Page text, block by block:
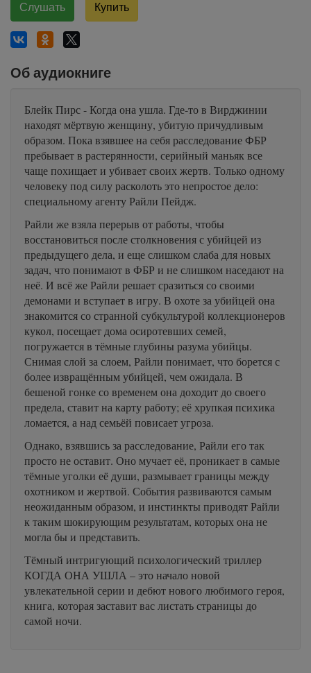
Слушать Купить
Об аудиокниге
Блейк Пирс - Когда она ушла. Где-то в Вирджинии
находят мёртвую женщину, убитую причудливым
образом. Пока взявшее на себя расследование ФБР
пребывает в растерянности, серийный маньяк все
чаще похищает и убивает своих жертв. Только одному
человеку под силу расколоть это непростое дело:
специальному агенту Райли Пейдж.
Райли же взяла перерыв от работы, чтобы
восстановиться после столкновения с убийцей из
предыдущего дела, и еще слишком слаба для новых
задач, что понимают в ФБР и не слишком наседают на
неё. И всё же Райли решает сразиться со своими
демонами и вступает в игру. В охоте за убийцей она
знакомится со странной субкультурой коллекционеров
кукол, посещает дома осиротевших семей,
погружается в тёмные глубины разума убийцы.
Снимая слой за слоем, Райли понимает, что борется с
более извращённым убийцей, чем ожидала. В
бешеной гонке со временем она доходит до своего
предела, ставит на карту работу; её хрупкая психика
ломается, а над семьёй повисает угроза.
Однако, взявшись за расследование, Райли его так
просто не оставит. Оно мучает её, проникает в самые
тёмные уголки её души, размывает границы между
охотником и жертвой. События развиваются самым
неожиданным образом, и инстинкты приводят Райли
к таким шокирующим результатам, которых она не
могла бы и представить.
Тёмный интригующий психологический триллер
КОГДА ОНА УШЛА – это начало новой
увлекательной серии и дебют нового любимого героя,
книга, которая заставит вас листать страницы до
самой ночи.